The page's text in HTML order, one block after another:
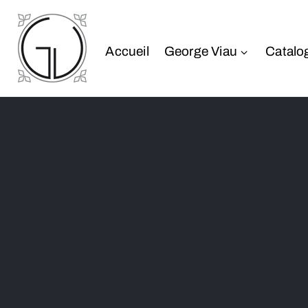
Accueil George Viau